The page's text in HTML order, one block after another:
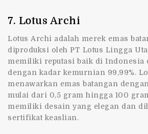
7. Lotus Archi
Lotus Archi adalah merek emas
diproduksi oleh PT Lotus Lingga
memiliki reputasi baik di Indonesia
dengan kadar kemurnian 99,99%.
menawarkan emas batangan
mulai dari 0,5 gram hingga 100
memiliki desain yang elegan dan
sertifikat keaslian.